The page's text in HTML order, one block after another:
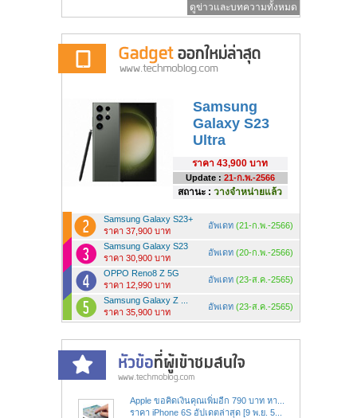
ดูข่าวและบทความทั้งหมด
Samsung
Galaxy S23
Ultra
ราคา 43,900 บาท
Update : 21-ก.พ.-2566
สถานะ : วางจำหน่ายแล้ว
Samsung Galaxy S23+
ราคา 37,900 บาท
อัพเดท (21-ก.พ.-2566)
Samsung Galaxy S23
ราคา 30,900 บาท
อัพเดท (20-ก.พ.-2566)
OPPO Reno8 Z 5G
ราคา 12,990 บาท
อัพเดท (23-ส.ค.-2565)
Samsung Galaxy Z ...
ราคา 35,900 บาท
อัพเดท (23-ส.ค.-2565)
Apple ขอคิดเงินคุณเพิ่มอีก 790 บาท หา...
ราคา iPhone 6S อัปเดตล่าสุด [9 พ.ย. 5...